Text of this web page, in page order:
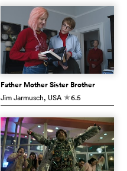
Father Mother Sister Brother
Jim Jarmusch, USA c6.5